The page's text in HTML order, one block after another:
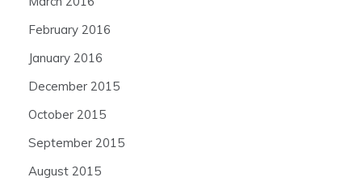
February 2016
January 2016
December 2015
October 2015
September 2015
August 2015